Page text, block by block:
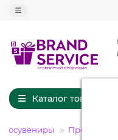
Каталог товаров
Прочее